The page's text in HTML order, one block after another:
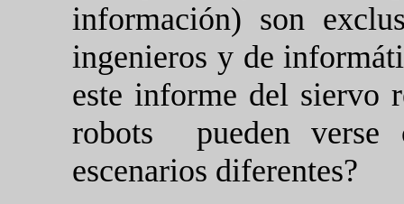
información) son
ingenieros y de
este informe del siervo
robots
pueden
escenarios diferentes?